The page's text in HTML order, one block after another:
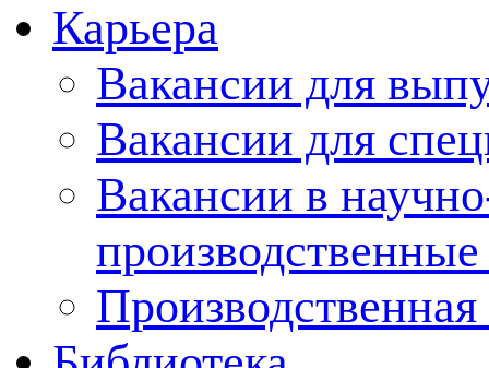
Карьера
Вакансии для
Вакансии для
Вакансии в
Производственная